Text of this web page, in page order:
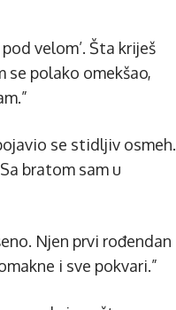
velom’. Šta kriješ
se polako omekšao,
se stidljiv osmeh.
bratom sam u
Njen prvi rođendan
i sve pokvari.”